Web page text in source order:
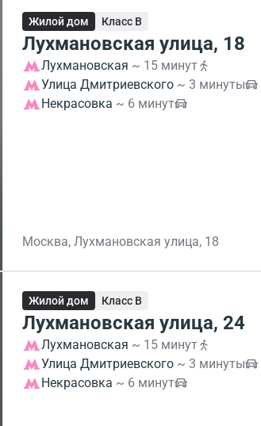
Жилой дом Класс B
Лухмановская улица, 18
Лухмановская ~ 15 минут
Улица Дмитриевского ~ 3 минуты
Некрасовка ~ 6 минут
Москва, Лухмановская улица, 18
Жилой дом Класс B
Лухмановская улица, 24
Лухмановская ~ 15 минут
Улица Дмитриевского ~ 3 минуты
Некрасовка ~ 6 минут